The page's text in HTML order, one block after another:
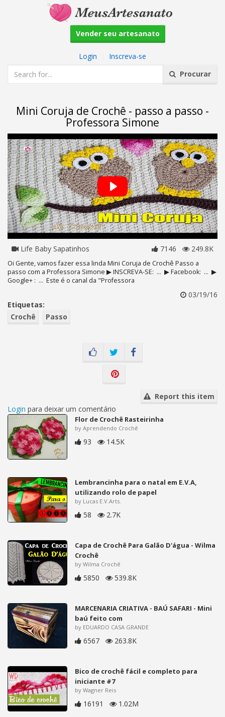
Vender seu artesanato
Login
Inscreva-se
Procurar
Mini Coruja de Crochê - passo a passo -
Professora Simone
Life Baby Sapatinhos 7146 249.8K
Oi Gente, vamos fazer essa linda Mini Coruja de Crochê Passo a
passo com a Professora Simone ▶ INSCREVA-SE: ... ▶ Facebook: ... ▶
Google+ : ... Este é o canal da "Professora
03/19/16
Etiquetas:
Crochê
Passo
Report this item
Login para deixar um comentário
Flor de Crochê Rasteirinha
by Aprendendo Crochê
93 14.5K
Lembrancinha para o natal em E.V.A,
utilizando rolo de papel
by Lucas E.V.Arts.
58 2.7K
Capa de Crochê Para Galão D'água - Wilma
Crochê
by Wilma Crochê
5850 539.8K
MARCENARIA CRIATIVA - BAÚ SAFARI - Mini
baú feito com
by EDUARDO CASA GRANDE
6567 263.8K
Bico de crochê fácil e completo para
iniciante #7
by Wagner Reis
16191 1.02M